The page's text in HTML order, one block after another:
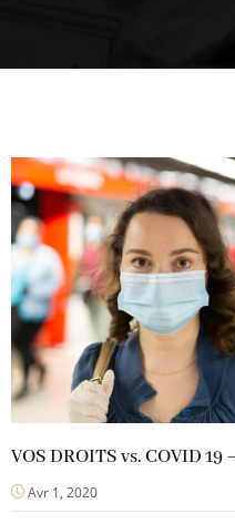
VOS DROITS vs. COVID
Avr 1, 2020